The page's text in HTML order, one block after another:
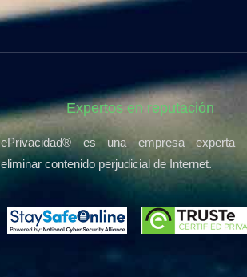
Expertos en reputación
ePrivacidad® es una empresa experta
eliminar contenido perjudicial de Internet.